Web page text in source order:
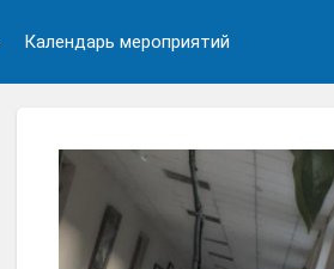
Календарь мероприятий